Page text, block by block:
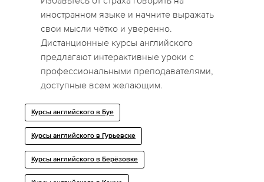
иностранном языке и начните выражать
свои мысли чётко и уверенно.
Дистанционные курсы английского
предлагают интерактивные уроки с
профессиональными преподавателями,
доступные всем желающим.
Курсы английского в Буе
Курсы английского в Гурьевске
Курсы английского в Берёзовке